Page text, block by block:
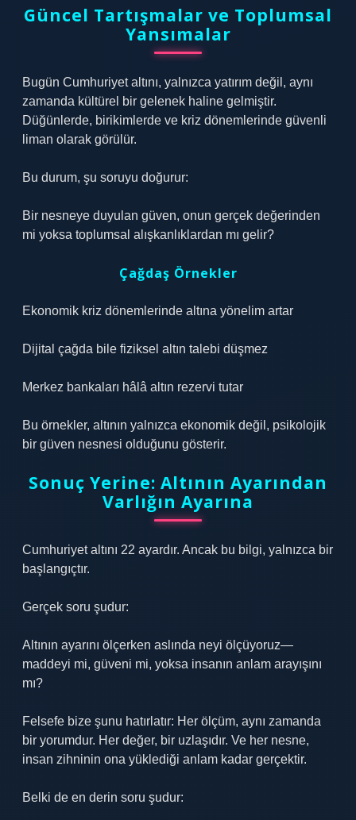
Güncel Tartışmalar ve Toplumsal
Yansımalar
Bugün Cumhuriyet altını, yalnızca yatırım değil, aynı
zamanda kültürel bir gelenek haline gelmiştir.
Düğünlerde, birikimlerde ve kriz dönemlerinde güvenli
liman olarak görülür.
Bu durum, şu soruyu doğurur:
Bir nesneye duyulan güven, onun gerçek değerinden
mi yoksa toplumsal alışkanlıklardan mı gelir?
Çağdaş Örnekler
Ekonomik kriz dönemlerinde altına yönelim artar
Dijital çağda bile fiziksel altın talebi düşmez
Merkez bankaları hâlâ altın rezervi tutar
Bu örnekler, altının yalnızca ekonomik değil, psikolojik
bir güven nesnesi olduğunu gösterir.
Sonuç Yerine: Altının Ayarından
Varlığın Ayarına
Cumhuriyet altını 22 ayardır. Ancak bu bilgi, yalnızca bir
başlangıçtır.
Gerçek soru şudur:
Altının ayarını ölçerken aslında neyi ölçüyoruz—
maddeyi mi, güveni mi, yoksa insanın anlam arayışını
mı?
Felsefe bize şunu hatırlatır: Her ölçüm, aynı zamanda
bir yorumdur. Her değer, bir uzlaşıdır. Ve her nesne,
insan zihninin ona yüklediği anlam kadar gerçektir.
Belki de en derin soru şudur: